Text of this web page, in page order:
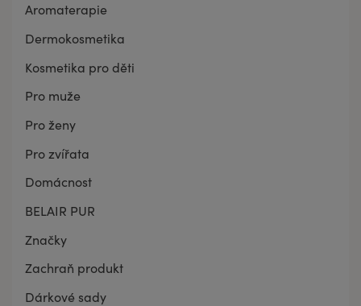
Aromaterapie
Dermokosmetika
Kosmetika pro děti
Pro muže
Pro ženy
Pro zvířata
Domácnost
BELAIR PUR
Značky
Zachraň produkt
Dárkové sady